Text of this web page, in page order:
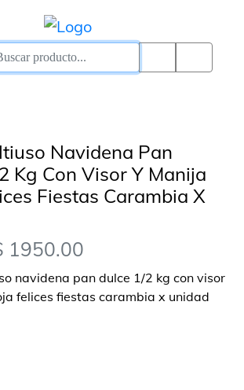
Navidena Pan
Kg Con Visor Y Manija
Fiestas Carambia X
1950.00